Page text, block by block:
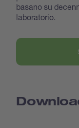
basano su
laboratorio.